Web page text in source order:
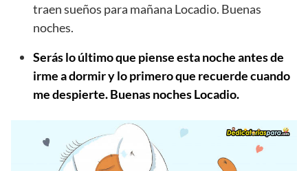
traen sueños para mañana Locadio. Buenas
noches.
Serás lo último que piense esta noche antes de
irme a dormir y lo primero que recuerde cuando
me despierte. Buenas noches Locadio.